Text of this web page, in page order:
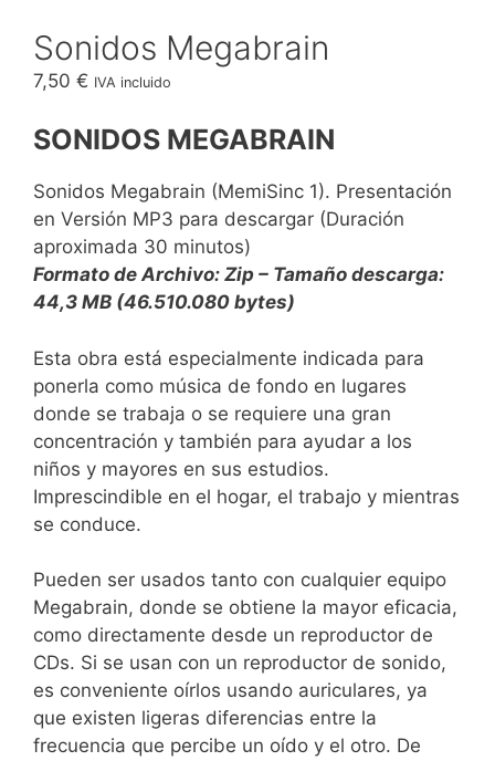
Sonidos Megabrain
7,50 € IVA incluido
SONIDOS MEGABRAIN
Sonidos Megabrain (MemiSinc 1). Presentación
en Versión MP3 para descargar (Duración
aproximada 30 minutos)
Formato de Archivo: Zip – Tamaño descarga:
44,3 MB (46.510.080 bytes)
Esta obra está especialmente indicada para
ponerla como música de fondo en lugares
donde se trabaja o se requiere una gran
concentración y también para ayudar a los
niños y mayores en sus estudios.
Imprescindible en el hogar, el trabajo y mientras
se conduce.
Pueden ser usados tanto con cualquier equipo
Megabrain, donde se obtiene la mayor eficacia,
como directamente desde un reproductor de
CDs. Si se usan con un reproductor de sonido,
es conveniente oírlos usando auriculares, ya
que existen ligeras diferencias entre la
frecuencia que percibe un oído y el otro. De